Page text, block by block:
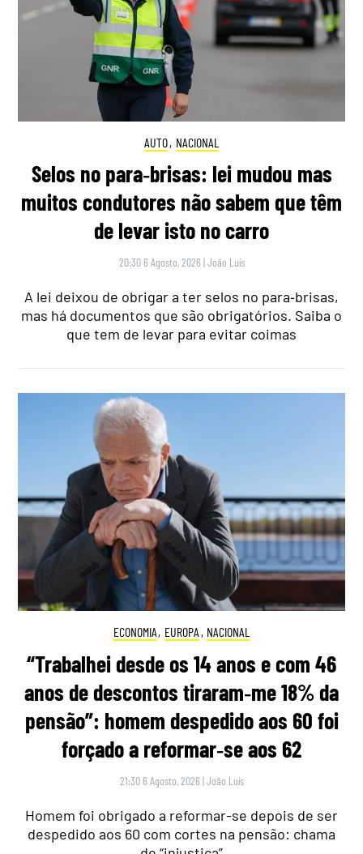
AUTO, NACIONAL
Selos no para‑brisas: lei mudou mas
muitos condutores não sabem que têm
de levar isto no carro
20:30 6 Agosto, 2026 |João Luís
A lei deixou de obrigar a ter selos no para‑brisas,
mas há documentos que são obrigatórios. Saiba o
que tem de levar para evitar coimas
ECONOMIA, EUROPA , NACIONAL
“Trabalhei desde os 14 anos e com 46
anos de descontos tiraram‑me 18% da
pensão”: homem despedido aos 60 foi
forçado a reformar‑se aos 62
21:30 6 Agosto, 2026 |João Luís
Homem foi obrigado a reformar-se depois de ser
despedido aos 60 com cortes na pensão: chama